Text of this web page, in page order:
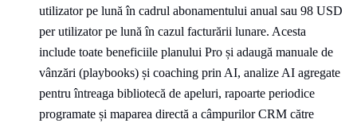
utilizator pe lună în cadrul abonamentului anual sau 98 USD
per utilizator pe lună în cazul facturării lunare. Acesta
include toate beneficiile planului Pro și adaugă manuale de
vânzări (playbooks) și coaching prin AI, analize AI agregate
pentru întreaga bibliotecă de apeluri, rapoarte periodice
programate și maparea directă a câmpurilor CRM către